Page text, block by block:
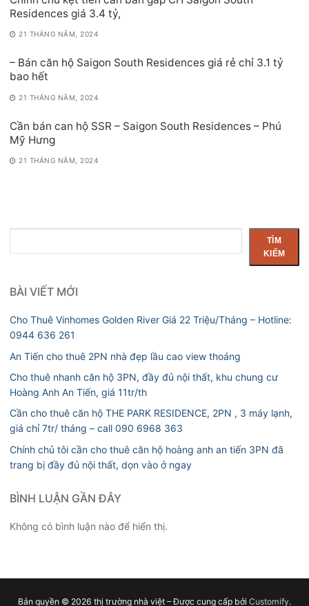
Residences giá 3.4 tỷ,
21 THÁNG NĂM, 2024
– Bán căn hộ Saigon South Residences giá rẻ chỉ 3.1 tỷ
bao hết
21 THÁNG NĂM, 2024
Cần bán can hộ SSR – Saigon South Residences – Phú
Mỹ Hưng
21 THÁNG NĂM, 2024
kiếm
TÌM
KIẾM
BÀI VIẾT MỚI
Cho Thuê Vinhomes Golden River Giá 22 Triệu/Tháng – Hotline:
0944 636 261
An Tiến cho thuê 2PN nhà đẹp lầu cao view thoáng
Cho thuê nhanh căn hộ 3PN, đầy đủ nội thất, khu chung cư
Hoàng Anh An Tiến, giá 11tr/th
Cần cho thuê căn hộ THE PARK RESIDENCE, 2PN , 3 máy lạnh,
giá chỉ 7tr/ tháng – call 090 6968 363
Chính chủ tôi cần cho thuê căn hộ hoàng anh an tiến 3PN đã
trang bị đầy đủ nội thất, dọn vào ở ngay
BÌNH LUẬN GẦN ĐÂY
Không có bình luận nào để hiển thị.
Bản quyền © 2026 thị trường nhà việt – Được cung cấp bởi Customify.